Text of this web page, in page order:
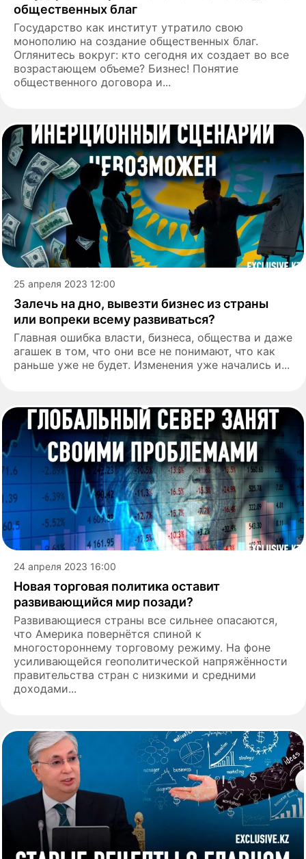
общественных благ
Государство как институт утратило свою
монополию на создание общественных благ.
Оглянитесь вокруг: кто сегодня их создает во все
возрастающем объеме? Бизнес! Понятие
общественного договора и...
25 апреля 2023 12:00
Залечь на дно, вывезти бизнес из страны
или вопреки всему развиваться?
Главная ошибка власти, бизнеса, общества и даже
агашек в том, что они все не понимают, что как
раньше уже не будет. Изменения уже начались и...
24 апреля 2023 16:00
Новая торговая политика оставит
развивающийся мир позади?
Развивающиеся страны все сильнее опасаются,
что Америка повернётся спиной к
многостороннему торговому режиму. На фоне
усиливающейся геополитической напряжённости
правительства стран с низкими и средними
доходами...